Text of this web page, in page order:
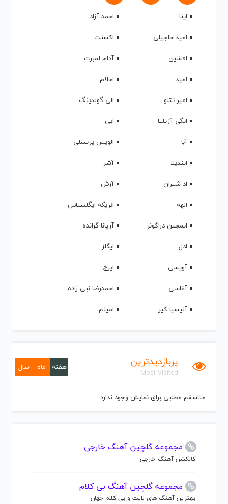
اینا
احمد آزاد
امید حاجیلی
اکسنت
افشین
آدام لمبرت
امید
احلام
امیر تتلو
الی گولدینگ
ایگی آزیلیا
ابی
آبا
الویس پریسلی
ایندیلا
آشر
اد شیران
آرش
الهه
انریکه ایگلسیاس
ایمجین دراگونز
آریانا گرانده
ادل
ایگلز
آویسی
ایرج
آغاسی
احمدرضا نبی زاده
آلیسیا کیز
امینم
پربازدیدترین
Most Visited
هفته ماه سال
متاسفم مطلبی برای نمایش وجود ندارد
مجموعه گلچین آهنگ خارجی
کالکشن آهنگ خارجی
مجموعه گلچین آهنگ بی کلام
بهترین آهنگ های لایت و بی کلام جهان